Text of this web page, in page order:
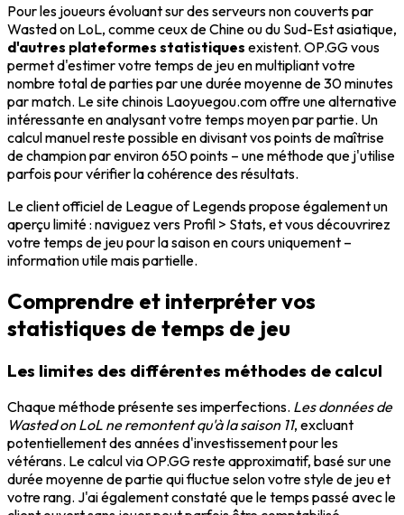
Pour les joueurs évoluant sur des serveurs non couverts par
Wasted on LoL, comme ceux de Chine ou du Sud-Est asiatique,
d'autres plateformes statistiques existent. OP.GG vous
permet d'estimer votre temps de jeu en multipliant votre
nombre total de parties par une durée moyenne de 30 minutes
par match. Le site chinois Laoyuegou.com offre une alternative
intéressante en analysant votre temps moyen par partie. Un
calcul manuel reste possible en divisant vos points de maîtrise
de champion par environ 650 points – une méthode que j'utilise
parfois pour vérifier la cohérence des résultats.
Le client officiel de League of Legends propose également un
aperçu limité : naviguez vers Profil > Stats, et vous découvrirez
votre temps de jeu pour la saison en cours uniquement –
information utile mais partielle.
Comprendre et interpréter vos
statistiques de temps de jeu
Les limites des différentes méthodes de calcul
Chaque méthode présente ses imperfections. Les données de
Wasted on LoL ne remontent qu'à la saison 11, excluant
potentiellement des années d'investissement pour les
vétérans. Le calcul via OP.GG reste approximatif, basé sur une
durée moyenne de partie qui fluctue selon votre style de jeu et
votre rang. J'ai également constaté que le temps passé avec le